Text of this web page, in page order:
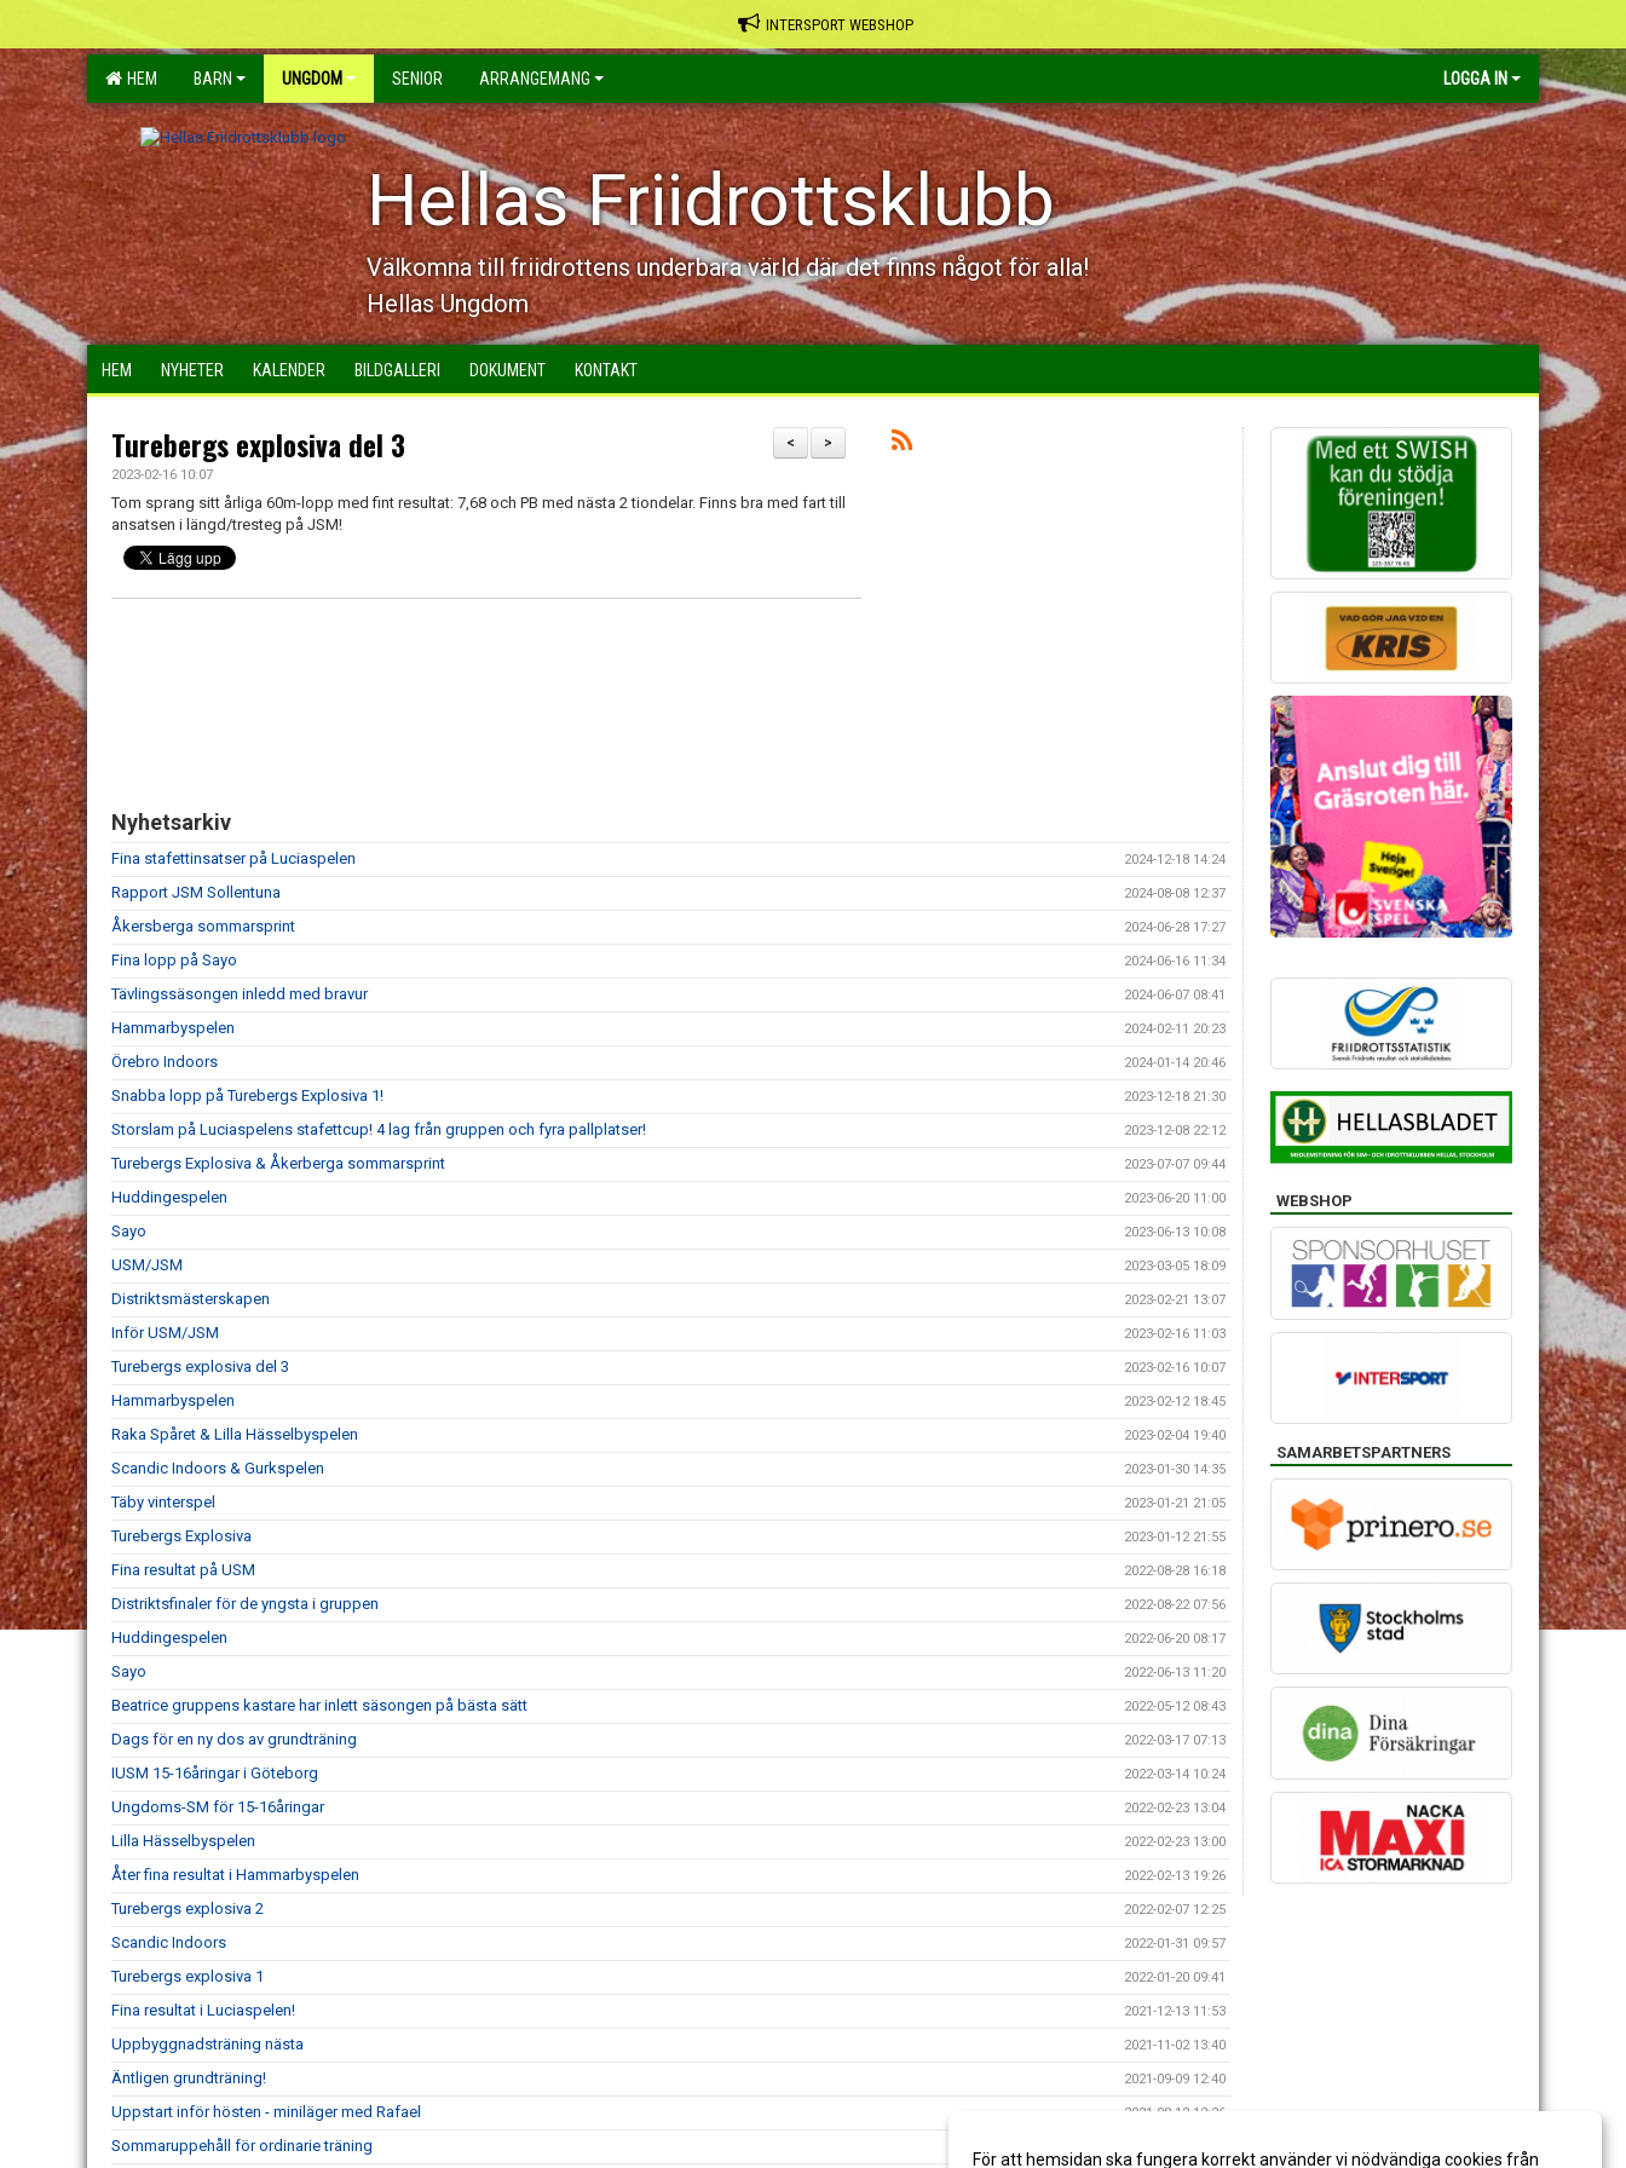
INTERSPORT WEBSHOP
HEM BARN UNGDOM SENIOR ARRANGEMANG LOGGA IN
Hellas Friidrottsklubb
Välkomna till friidrottens underbara värld där det finns något för alla!
Hellas Ungdom
HEM NYHETER KALENDER BILDGALLERI DOKUMENT KONTAKT
>
<
Turebergs explosiva del 3
2023-02-16 10:07
Tom sprang sitt årliga 60m-lopp med fint resultat: 7,68 och PB med nästa 2 tiondelar. Finns bra med fart till
ansatsen i längd/tresteg på JSM!
Nyhetsarkiv
Fina stafettinsatser på Luciaspelen 2024-12-18 14:24
Rapport JSM Sollentuna 2024-08-08 12:37
Åkersberga sommarsprint 2024-06-28 17:27
Fina lopp på Sayo 2024-06-16 11:34
Tävlingssäsongen inledd med bravur 2024-06-07 08:41
Hammarbyspelen 2024-02-11 20:23
Örebro Indoors 2024-01-14 20:46
Snabba lopp på Turebergs Explosiva 1! 2023-12-18 21:30
Storslam på Luciaspelens stafettcup! 4 lag från gruppen och fyra pallplatser! 2023-12-08 22:12
Turebergs Explosiva & Åkerberga sommarsprint 2023-07-07 09:44
Huddingespelen 2023-06-20 11:00
Sayo 2023-06-13 10:08
USM/JSM 2023-03-05 18:09
Distriktsmästerskapen 2023-02-21 13:07
Inför USM/JSM 2023-02-16 11:03
Turebergs explosiva del 3 2023-02-16 10:07
Hammarbyspelen 2023-02-12 18:45
Raka Spåret & Lilla Hässelbyspelen 2023-02-04 19:40
Scandic Indoors & Gurkspelen 2023-01-30 14:35
Täby vinterspel 2023-01-21 21:05
Turebergs Explosiva 2023-01-12 21:55
Fina resultat på USM 2022-08-28 16:18
Distriktsfinaler för de yngsta i gruppen 2022-08-22 07:56
Huddingespelen 2022-06-20 08:17
Sayo 2022-06-13 11:20
Beatrice gruppens kastare har inlett säsongen på bästa sätt 2022-05-12 08:43
Dags för en ny dos av grundträning 2022-03-17 07:13
IUSM 15-16åringar i Göteborg 2022-03-14 10:24
Ungdoms-SM för 15-16åringar 2022-02-23 13:04
Lilla Hässelbyspelen 2022-02-23 13:00
Åter fina resultat i Hammarbyspelen 2022-02-13 19:26
Turebergs explosiva 2 2022-02-07 12:25
Scandic Indoors 2022-01-31 09:57
Turebergs explosiva 1 2022-01-20 09:41
Fina resultat i Luciaspelen! 2021-12-13 11:53
Uppbyggnadsträning nästa 2021-11-02 13:40
Äntligen grundträning! 2021-09-09 12:40
Uppstart inför hösten - miniläger med Rafael 2021-08-12 12:26
Sommaruppehåll för ordinarie träning
WEBSHOP
SAMARBETSPARTNERS
För att hemsidan ska fungera korrekt använder vi nödvändiga cookies från